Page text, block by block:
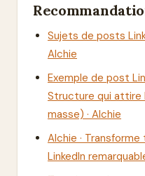
Sujets de posts
Alchie
Exemple de post
Structure qui attire
masse) · Alchie
Alchie ·
LinkedIn